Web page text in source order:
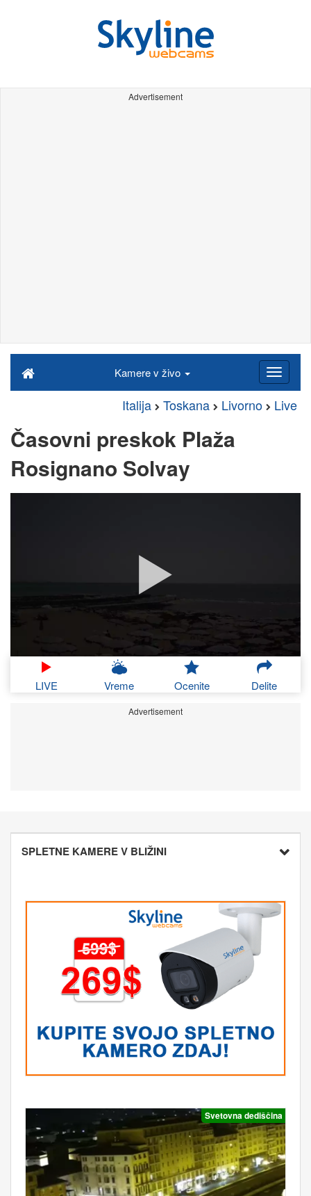
Advertisement
Kamere v živo
Italija Toskana Livorno Live
Časovni preskok Plaža
Rosignano Solvay
LIVE Vreme Ocenite Delite
Advertisement
SPLETNE KAMERE V BLIŽINI
Svetovna dediščina